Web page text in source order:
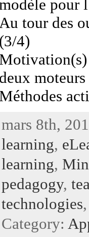
pour
tour des
(3/4)
deux
Méthodes
mars 8th,
learning,
learning,
pedagogy,
technologies
Category: